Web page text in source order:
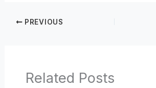
PREVIOUS
Related Posts